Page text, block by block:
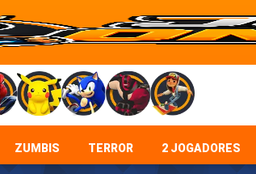
ZUMBIS TERROR 2 JOGADORES